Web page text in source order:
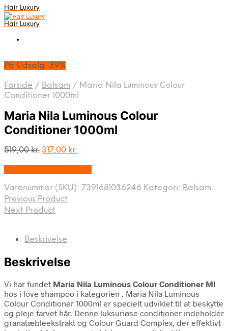
Hair Luxury
Hair Luxury
På Udsalg! 39%
Forside / Balsam / Maria Nila Luminous Colour
Conditioner 1000ml
Maria Nila Luminous Colour
Conditioner 1000ml
519,00kr. Den
519,00 kr..
317,00 kr.Den
317,00 kr..
Varenummer (SKU): 7391681036246 Kategori: Balsam
Previous Product
Next Product
Beskrivelse
Beskrivelse
Vi har fundet Maria Nila Luminous Colour Conditioner Ml
hos i love shampoo i kategorien . Maria Nila Luminous
Colour Conditioner 1000ml er specielt udviklet til at beskytte
og pleje farvet hår. Denne luksuriøse conditioner indeholder
granatæbleekstrakt og Colour Guard Complex, der effektivt